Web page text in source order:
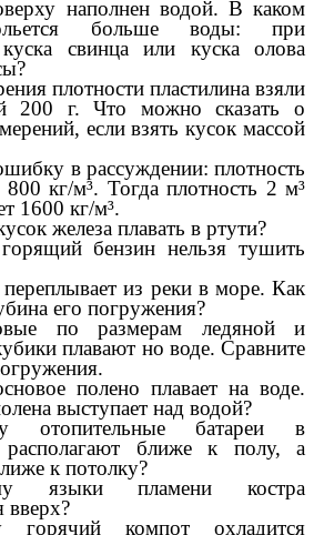
наполнен водой. В каком
больше воды: при
свинца или куска олова
плотности пластилина взяли
200 г. Что можно сказать о
если взять кусок массой
в рассуждении: плотность
800 кг/м³. Тогда плотность 2 м³
1600 кг/м³.
железа плавать в ртути?
бензин нельзя тушить
из реки в море. Как
его погружения?
по размерам ледяной и
плавают но воде. Сравните
полено плавает на воде.
выступает над водой?
отопительные батареи в
располагают ближе к полу, а
к потолку?
языки пламени костра
вверх?
горячий компот охладится